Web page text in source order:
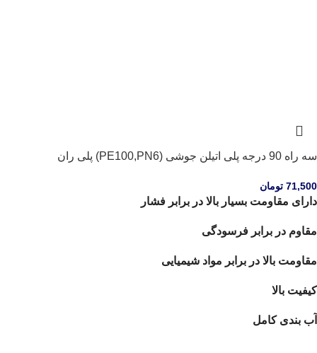
سه راه 90 درجه پلی اتیلن جوشی (PE100,PN6) پلی ران
71,500 تومان
دارای مقاومت بسیار بالا در برابر فشار
مقاوم در برابر فرسودگی
مقاومت بالا در برابر مواد شیمیایی
کیفیت بالا
آب بندی کامل